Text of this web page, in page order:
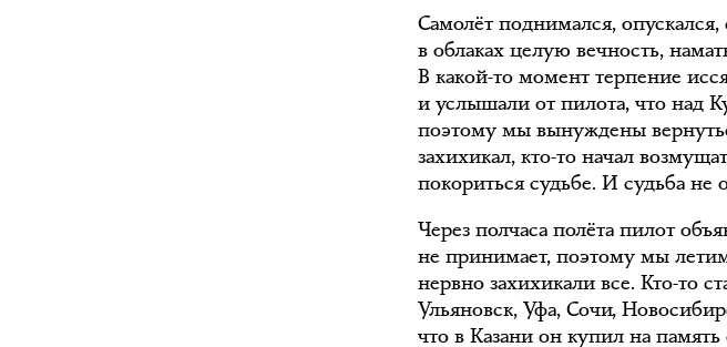
Самолёт поднимался,
в облаках целую вечность,
В какой-то момент терпение
и услышали от пилота, что над
поэтому мы вынуждены
захихикал, кто-то начал
покориться судьбе. И судьба не
Через полчаса полёта пилот
не принимает, поэтому мы
нервно захихикали все. Кто-то
Ульяновск, Уфа, Сочи,
что в Казани он купил на